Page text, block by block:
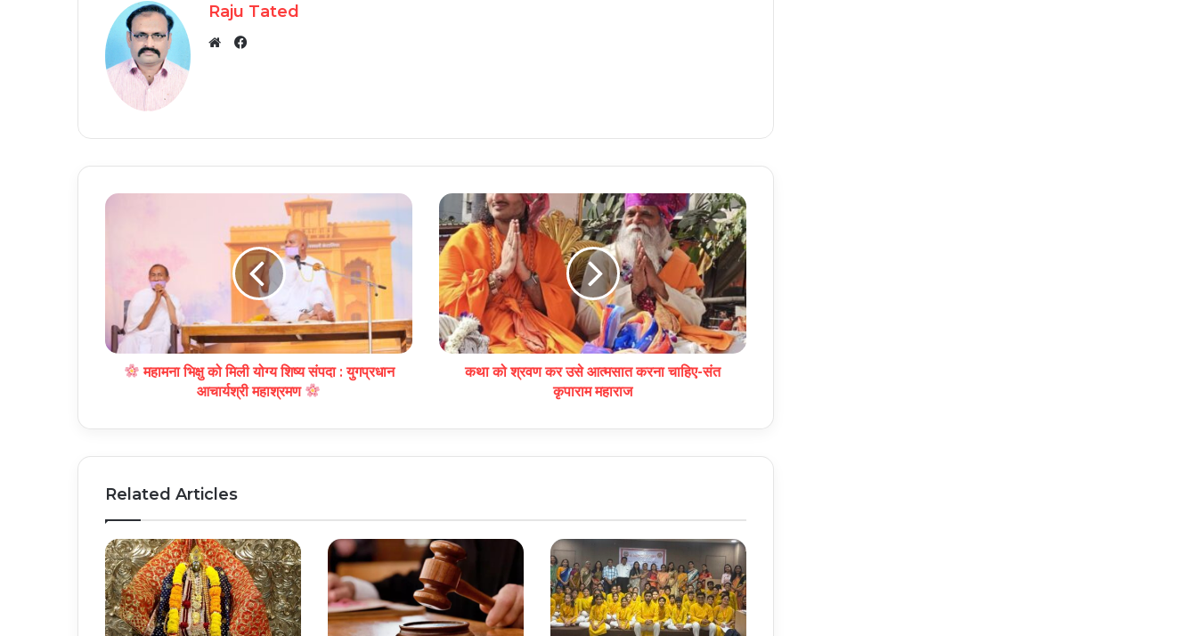
Raju Tated
Facebook
महामना भिक्षु को मिली योग्य शिष्य संपदा : युगप्रधान
आचार्यश्री महाश्रमण
कथा को श्रवण कर उसे आत्मसात करना चाहिए-संत
कृपाराम महाराज
Related Articles